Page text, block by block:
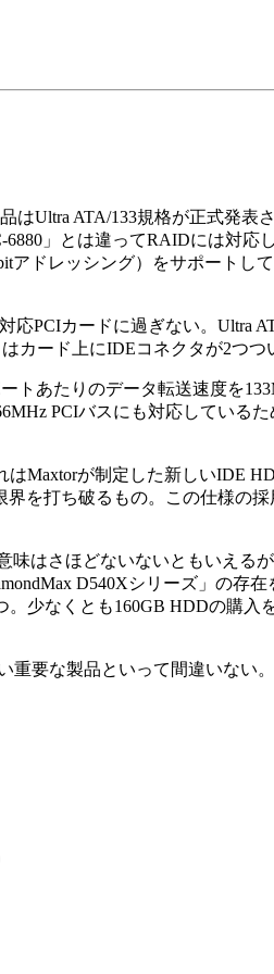
はUltra ATA/133規格が正式発表
」とは違ってRAIDには対応
アドレッシング）をサポートし
PCIカードに過ぎない。Ultra
カード上にIDEコネクタが2つつ
トあたりのデータ転送速度を
PCIバスにも対応している
Maxtorが制定した新しいIDE
を打ち破るもの。この仕様の
はさほどないないともいえる
D540Xシリーズ」の存
少なくとも160GB HDDの購入
要な製品といって間違いない